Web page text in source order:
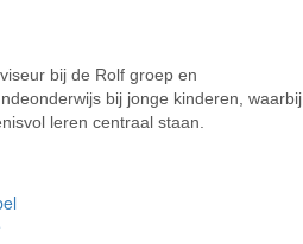
bij de Rolf groep en
bij jonge kinderen, waarbij
leren centraal staan.